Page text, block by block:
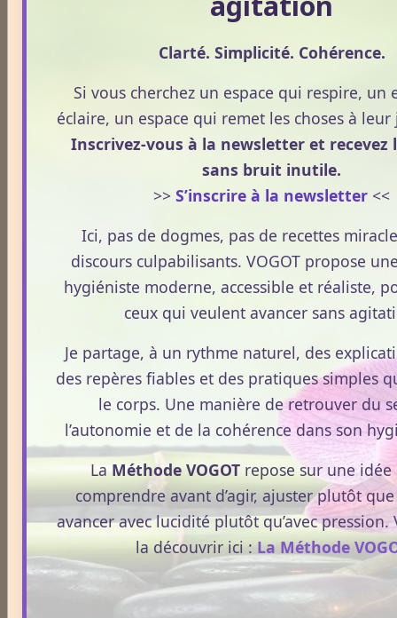
Acouphènes
Allergies
Aphrodisiaque
Asthme
Médecines Douces
Actinologie
Acupuncture
Clarté. Simplicité. Cohérence.
Si vous cherchez un espace qui respire, un
éclaire, un espace qui remet les choses à
Inscrivez-vous à la newsletter et recevez
sans bruit inutile.
>> S’inscrire à la newsletter <<
Ici, pas de dogmes, pas de recettes
discours culpabilisants. VOGOT propose
hygiéniste moderne, accessible et réaliste,
ceux qui veulent avancer sans
Je partage, à un rythme naturel, des
des repères fiables et des pratiques simples
le corps. Une manière de retrouver du
l’autonomie et de la cohérence dans son
LaMéthode VOGOTrepose sur une idée
comprendre avant d’agir, ajuster plutôt
avancer avec lucidité plutôt qu’avec pression.
la découvrir ici :La Méthode